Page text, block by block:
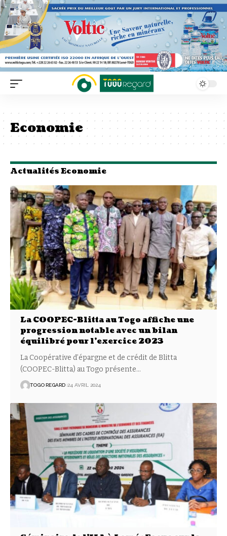
Economie
Actualités Economie
La COOPEC-Blitta au Togo affiche une
progression notable avec un bilan
équilibré pour l’exercice 2023
La Coopérative d’épargne et de crédit de Blitta
(COOPEC-Blitta) au Togo présente…
TOGO REGARD 24 AVRIL 2024